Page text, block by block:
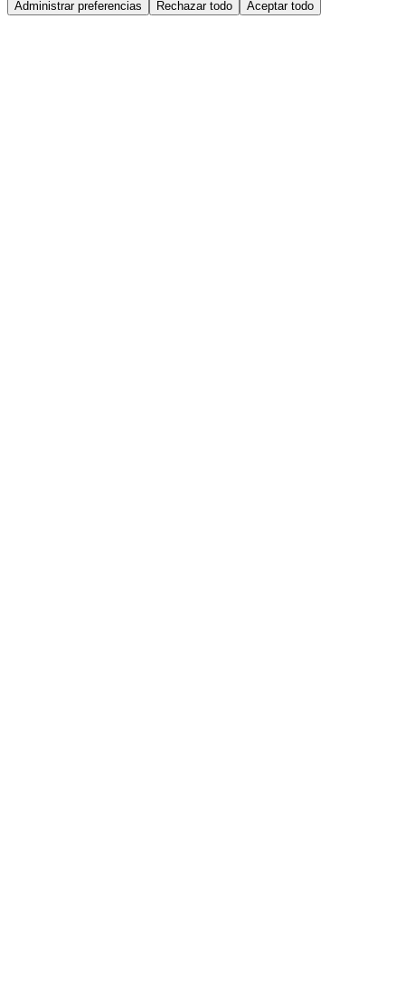
Administrar preferencias Rechazar todo Aceptar todo